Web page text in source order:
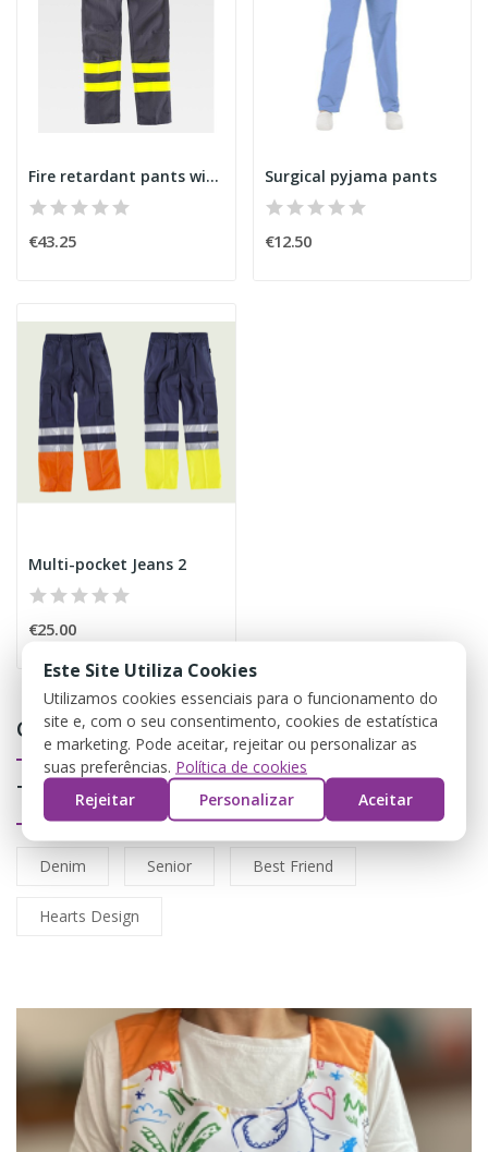
Calças
Tags
Denim Senior Best Friend
Hearts Design
Fire retardant pants with antistatic fiber
€43.25
Surgical pyjama pants
€12.50
Multi-pocket Jeans 2
€25.00
Este Site Utiliza Cookies
Utilizamos cookies essenciais para o funcionamento do
site e, com o seu consentimento, cookies de estatística
e marketing. Pode aceitar, rejeitar ou personalizar as
suas preferências. Política de cookies
Rejeitar
Personalizar Aceitar